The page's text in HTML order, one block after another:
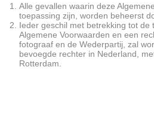
Alle gevallen waarin deze
toepassing zijn, worden beheerst
Ieder geschil met betrekking tot de
Algemene Voorwaarden en een
fotograaf en de Wederpartij, zal
bevoegde rechter in Nederland,
Rotterdam.